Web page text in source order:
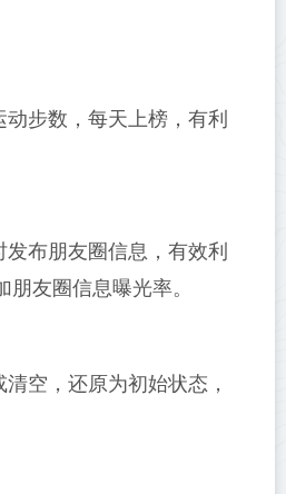
步数，每天上榜，有利
布朋友圈信息，有效利
朋友圈信息曝光率。
空，还原为初始状态，